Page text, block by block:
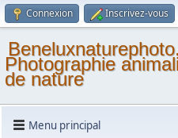
Connexion Inscrivez-vous
Photographie
de nature
Menu principal